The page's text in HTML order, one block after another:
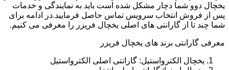
یخچال دوو شما دچار مشکل شده است باید به نمایندگی و خدمات
پس از فروش انتخاب سرویس تماس حاصل فرمایید.در ادامه برای
شما چند تا از گارانتی های اصلی یخچال فریزر را معرفی می کنیم.
معرفی گارانتی برند های یخچال فریزر
یخچال الکترواستیل: گارانتی اصلی الکترواستیل